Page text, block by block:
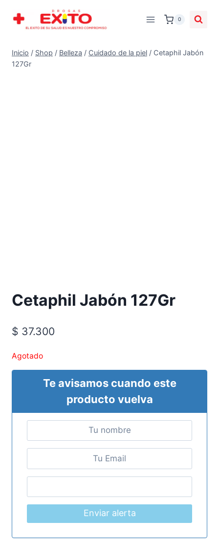
0
Inicio / Shop / Belleza / Cuidado de la piel / Cetaphil Jabón
127Gr
Cetaphil Jabón 127Gr
$ 37.300
Agotado
Te avisamos cuando este
producto vuelva
Enviar alerta